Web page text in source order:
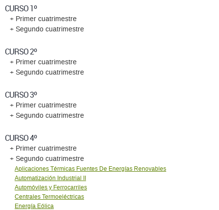
CURSO 1º
+ Primer cuatrimestre
+ Segundo cuatrimestre
CURSO 2º
+ Primer cuatrimestre
+ Segundo cuatrimestre
CURSO 3º
+ Primer cuatrimestre
+ Segundo cuatrimestre
CURSO 4º
+ Primer cuatrimestre
+ Segundo cuatrimestre
Aplicaciones Térmicas Fuentes De Energías Renovables
Automatización Industrial II
Automóviles y Ferrocarriles
Centrales Termoeléctricas
Energía Eólica